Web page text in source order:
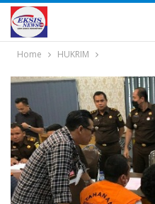
Home HUKRIM